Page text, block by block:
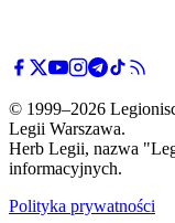
© 1999–2026
Legii Warszawa.
Herb Legii, nazwa
informacyjnych.
Polityka prywatności